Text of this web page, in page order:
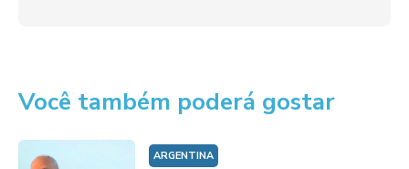
Você também poderá gostar
ARGENTINA